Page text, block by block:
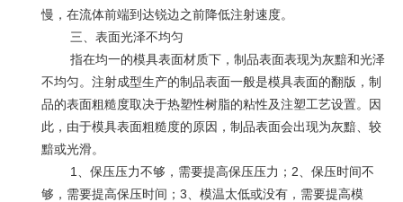
慢，在流体前端到达锐边之前降低注射速度。
三、表面光泽不均匀
指在均一的模具表面材质下，制品表面表现为灰黯和光泽
不均匀。注射成型生产的制品表面一般是模具表面的翻版，制
品的表面粗糙度取决于热塑性树脂的粘性及注塑工艺设置。因
此，由于模具表面粗糙度的原因，制品表面会出现为灰黯、较
黯或光滑。
1、保压压力不够，需要提高保压压力； 2 、保压时间不
够，需要提高保压时间； 3 、模温太低或没有，需要提高模